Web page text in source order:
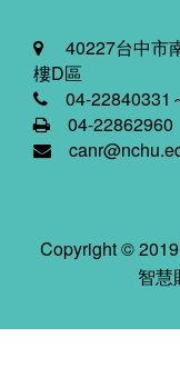
40227台中市
樓D區
04-22840331
04-22862960
Copyright ©
智慧